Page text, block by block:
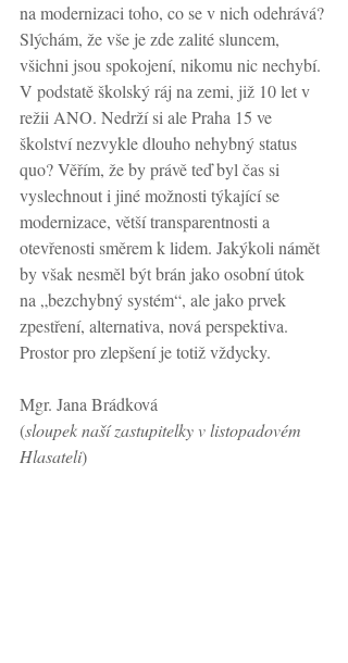
na modernizaci toho, co se v nich odehrává?
Slýchám, že vše je zde zalité sluncem,
všichni jsou spokojení, nikomu nic nechybí.
V podstatě školský ráj na zemi, již 10 let v
režii ANO. Nedrží si ale Praha 15 ve
školství nezvykle dlouho nehybný status
quo? Věřím, že by právě teď byl čas si
vyslechnout i jiné možnosti týkající se
modernizace, větší transparentnosti a
otevřenosti směrem k lidem. Jakýkoli námět
by však nesměl být brán jako osobní útok
na „bezchybný systém“, ale jako prvek
zpestření, alternativa, nová perspektiva.
Prostor pro zlepšení je totiž vždycky.
Mgr. Jana Brádková
(sloupek naší zastupitelky v listopadovém
Hlasateli)